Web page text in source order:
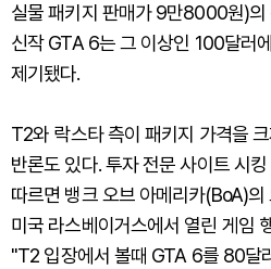
실물 패키지 판매가 9만8000원)의
신작 GTA 6는 그 이상인 100달러
제기됐다.
T2와 락스타 측이 패키지 가격을
반론도 있다. 투자 전문 사이트 시
따르면 뱅크 오브 아메리카(BoA)
미국 라스베이거스에서 열린 게임
"T2 입장에서 볼때 GTA 6를 80달